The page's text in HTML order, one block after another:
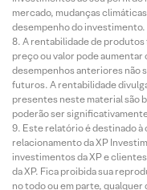
mercado, mudanças
desempenho do investimento.
A rentabilidade de
preço ou valor pode
desempenhos anteriores não
futuros. A rentabilidade
presentes neste material são
poderão ser
Este relatório é destinado à
relacionamento da XP
investimentos da XP e
da XP. Fica proibida sua
no todo ou em parte,